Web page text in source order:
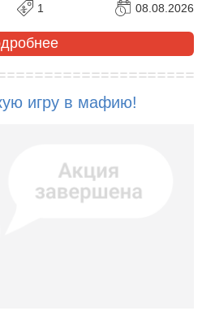
1
08.08.2026
игру в мафию!